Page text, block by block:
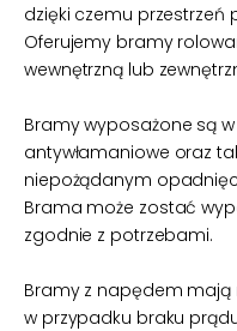
dzięki czemu
Oferujemy bramy
wewnętrzną lub
Bramy wyposażone są
antywłamaniowe oraz
niepożądanym
Brama może zostać
zgodnie z potrzebami.
Bramy z napędem
w przypadku braku